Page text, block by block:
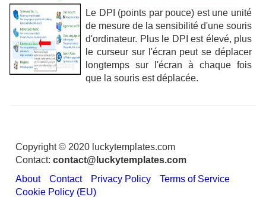
Le DPI (points par pouce) est une unité
de mesure de la sensibilité d'une souris
d'ordinateur. Plus le DPI est élevé, plus
le curseur sur l'écran peut se déplacer
longtemps sur l'écran à chaque fois
que la souris est déplacée.
Copyright © 2020 luckytemplates.com
Contact: contact@luckytemplates.com
About
Contact Privacy Policy
Terms of Service
Cookie Policy (EU)